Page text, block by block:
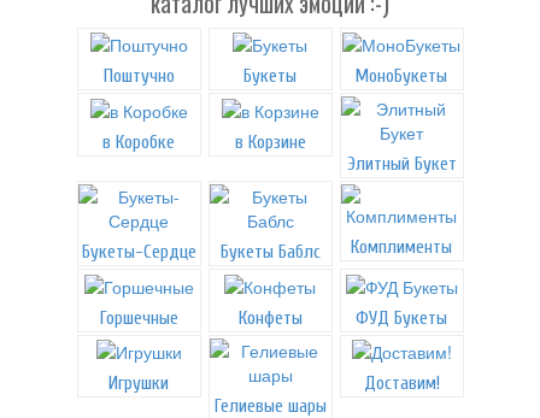
Поштучно Букеты МоноБукеты
в Коробке
в Корзине
Элитный Букет
Букеты-Сердце Букеты Баблс Комплименты
Горшечные Конфеты ФУД Букеты
Игрушки
Гелиевые шары
Доставим!